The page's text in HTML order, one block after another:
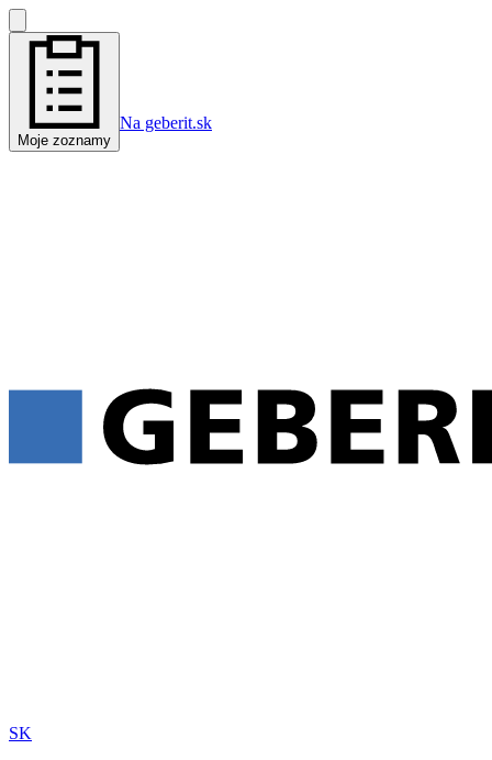
Moje zoznamy
Na geberit.sk
SK